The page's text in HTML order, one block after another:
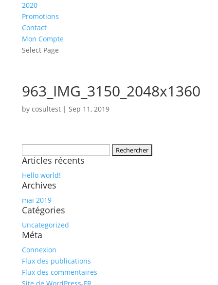
2020
Promotions
Contact
Mon Compte
Select Page
963_IMG_3150_2048x1360
by cosultest| Sep 11, 2019
Articles récents
Hello world!
Archives
mai 2019
Catégories
Uncategorized
Méta
Connexion
Flux des publications
Flux des commentaires